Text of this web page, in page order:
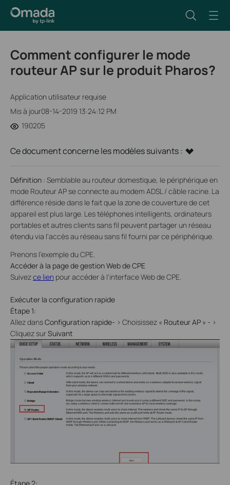
Comment configurer le mode
routeur AP sur le produit Pharos?
Application utilisateur requise
Mis à jour08-14-2019 13:24:12 PM
190205
Ce document concerne les modèles suivants :
Définition : Semblable au routeur domestique, le périphérique en
mode Routeur AP se connecte au modem ADSL / câble racine. La
différence réside dans le fait que la zone de couverture de cet
appareil est plus large. Les téléphones intelligents, ordinateurs
portables et autres clients sans fil peuvent partager un réseau
étendu via l'accès au réseau sans fil fourni par ce périphérique.
Prenons l'exemple du CPE.
Accéder à la page de gestion Web de CPE
Suivezce lien pour accéder à l'interface Web de CPE.
Exécuter la configuration rapide
Étape 1:
Allez dansConfiguration rapide- > Choisissez « Routeur AP » - >
Cliquez surSuivant